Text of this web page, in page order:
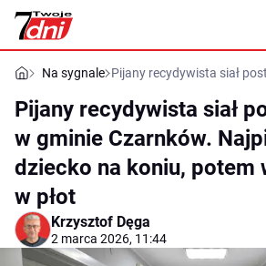
Na sygnale Pijany recydywista siał
Pijany recydywista siał
w gminie Czarnków.
dziecko na koniu, potem
w płot
Krzysztof Dęga
2 marca 2026, 11:44